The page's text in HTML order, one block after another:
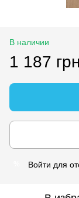
В наличии
1 187
Войти для